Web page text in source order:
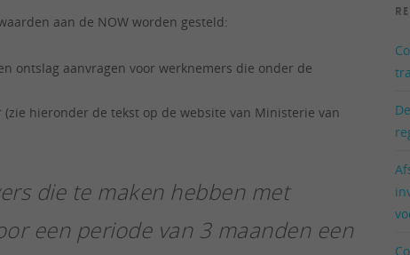
aan de NOW worden gesteld:
ontslag aanvragen voor werknemers die onder de
hieronder de tekst op de website van Ministerie van
die te maken hebben met
een periode van 3 maanden een